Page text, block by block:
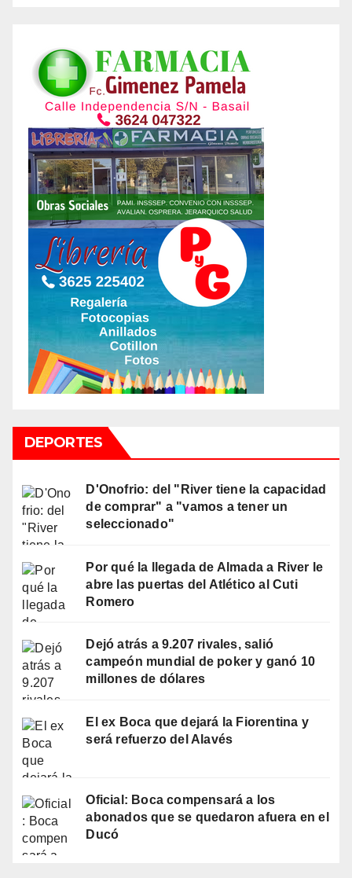
DEPORTES
D'Onofrio: del "River tiene la capacidad
de comprar" a "vamos a tener un
seleccionado"
Por qué la llegada de Almada a River le
abre las puertas del Atlético al Cuti
Romero
Dejó atrás a 9.207 rivales, salió
campeón mundial de poker y ganó 10
millones de dólares
El ex Boca que dejará la Fiorentina y
será refuerzo del Alavés
Oficial: Boca compensará a los
abonados que se quedaron afuera en el
Ducó